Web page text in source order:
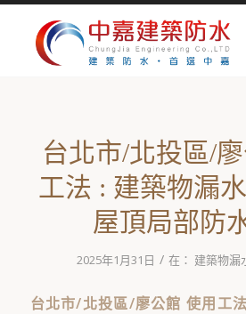
台北市/北投區/
工法 : 建築物漏
屋頂局部防
2025年1月31日 / 在： 建築物漏
台北市/北投區/廖公館 使用工